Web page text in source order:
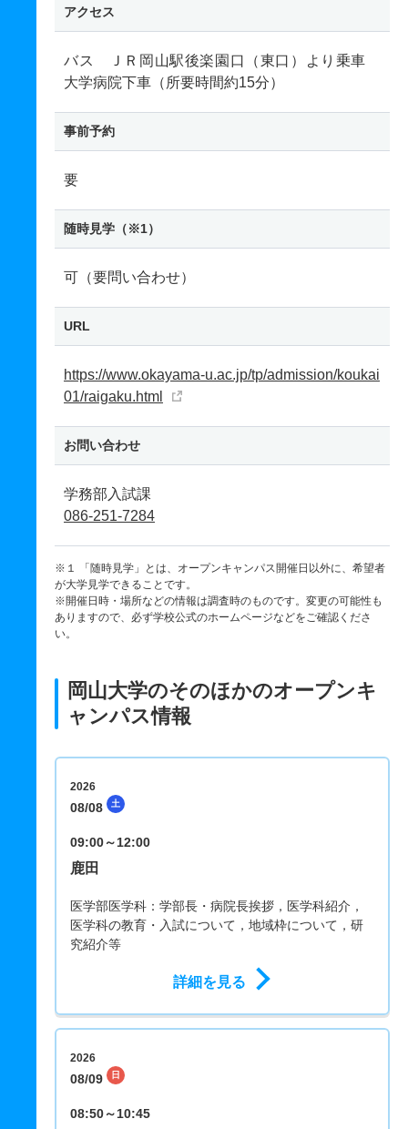
アクセス
バス ＪＲ岡山駅後楽園口（東口）より乗車
大学病院下車（所要時間約15分）
事前予約
要
随時見学（※1）
可（要問い合わせ）
URL
https://www.okayama-u.ac.jp/tp/admission/koukai
01/raigaku.html
お問い合わせ
学務部入試課
086-251-7284
※１ 「随時見学」とは、オープンキャンパス開催日以外に、希望者
が大学見学できることです。
※開催日時・場所などの情報は調査時のものです。変更の可能性も
ありますので、必ず学校公式のホームページなどをご確認くださ
い。
岡山大学のそのほかのオープンキ
ャンパス情報
2026
08/08 土
09:00～12:00
鹿田
医学部医学科：学部長・病院長挨拶，医学科紹介，
医学科の教育・入試について，地域枠について，研
究紹介等
詳細を見る
2026
08/09 日
08:50～10:45